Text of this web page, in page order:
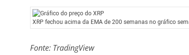
XRP fechou acima da EMA de 200 semanas no gráfico
Fonte: TradingView